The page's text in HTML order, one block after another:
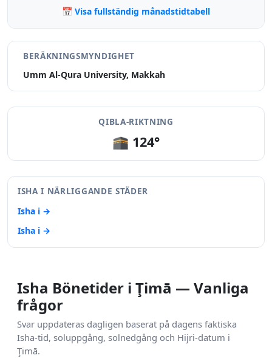
📅 Visa fullständig månadstidtabell
BERÄKNINGSMYNDIGHET
Umm Al-Qura University, Makkah
QIBLA-RIKTNING
🕋 124°
ISHA I NÄRLIGGANDE STÄDER
Isha i →
Isha i →
Isha Bönetider i Ţimā — Vanliga
frågor
Svar uppdateras dagligen baserat på dagens faktiska
Isha-tid, soluppgång, solnedgång och Hijri-datum i
Ţimā.